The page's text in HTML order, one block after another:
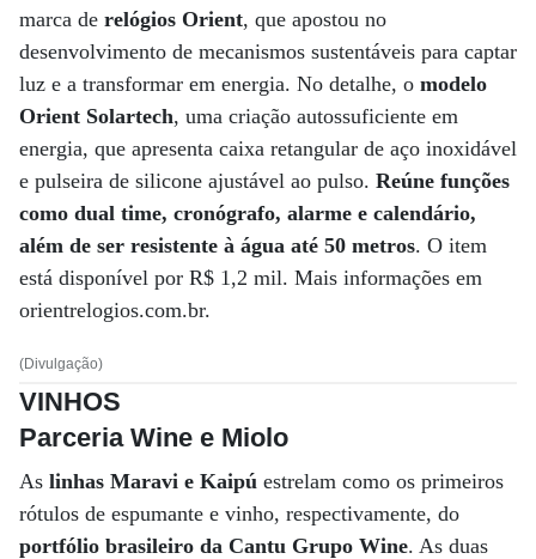
marca de relógios Orient, que apostou no
desenvolvimento de mecanismos sustentáveis para captar
luz e a transformar em energia. No detalhe, o modelo
Orient Solartech, uma criação autossuficiente em
energia, que apresenta caixa retangular de aço inoxidável
e pulseira de silicone ajustável ao pulso. Reúne funções
como dual time, cronógrafo, alarme e calendário,
além de ser resistente à água até 50 metros. O item
está disponível por R$ 1,2 mil. Mais informações em
orientrelogios.com.br.
(Divulgação)
VINHOS
Parceria Wine e Miolo
As linhas Maravi e Kaipú estrelam como os primeiros
rótulos de espumante e vinho, respectivamente, do
portfólio brasileiro da Cantu Grupo Wine. As duas